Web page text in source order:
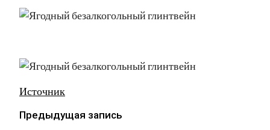
Источник
Предыдущая запись